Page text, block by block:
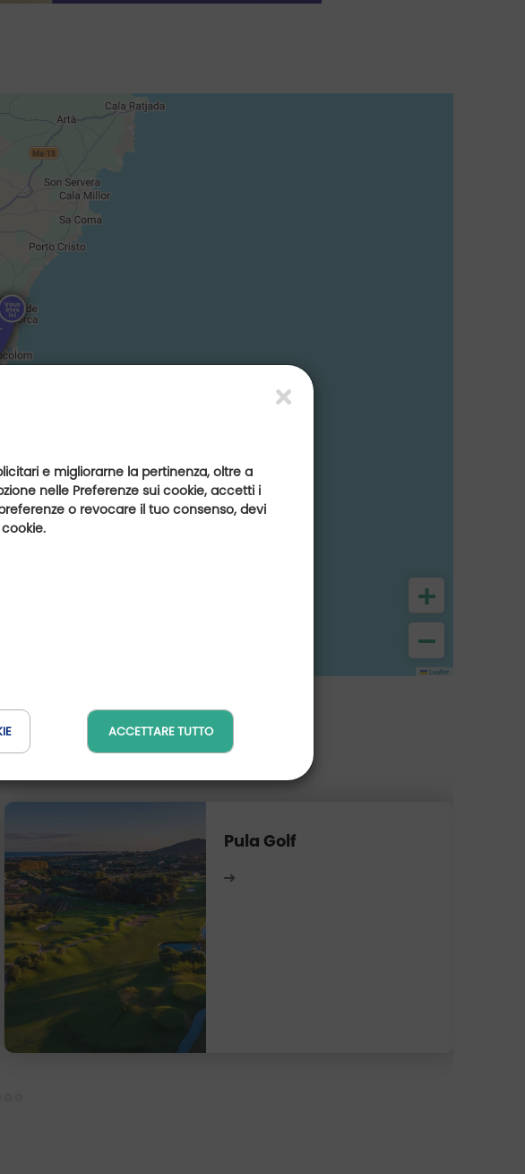
e migliorarne la pertinenza, oltre a
nelle Preferenze sui cookie, accetti i
o revocare il tuo consenso, devi
ACCETTARE TUTTO
+
−
Leaflet
Pula Golf